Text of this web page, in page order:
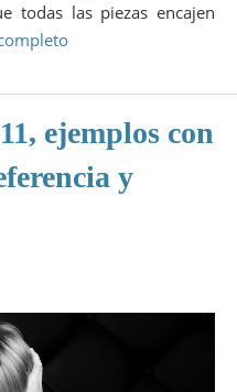
todas las piezas encajen
ejemplos con
y